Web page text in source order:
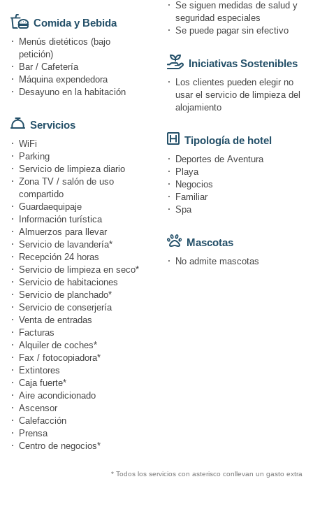
Comida y Bebida
Menús dietéticos (bajo
petición)
Bar / Cafetería
Máquina expendedora
Desayuno en la habitación
Servicios
WiFi
Parking
Servicio de limpieza diario
Zona TV / salón de uso
compartido
Guardaequipaje
Información turística
Almuerzos para llevar
Servicio de lavandería*
Recepción 24 horas
Servicio de limpieza en seco*
Servicio de habitaciones
Servicio de planchado*
Servicio de conserjería
Venta de entradas
Facturas
Alquiler de coches*
Fax / fotocopiadora*
Extintores
Caja fuerte*
Aire acondicionado
Ascensor
Calefacción
Prensa
Centro de negocios*
Se siguen medidas de salud y
seguridad especiales
Se puede pagar sin efectivo
Iniciativas Sostenibles
Los clientes pueden elegir no
usar el servicio de limpieza del
alojamiento
Tipología de hotel
Deportes de Aventura
Playa
Negocios
Familiar
Spa
Mascotas
No admite mascotas
* Todos los servicios con asterisco conllevan un gasto extra